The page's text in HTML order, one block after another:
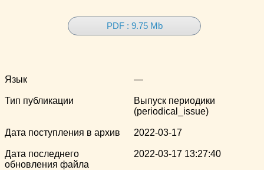
PDF : 9.75 Mb
Язык —
Тип публикации
Выпуск периодики
(periodical_issue)
Дата поступления в архив 2022-03-17
Дата последнего
обновления файла
2022-03-17 13:27:40